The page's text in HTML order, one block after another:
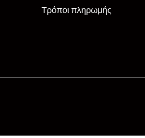
Τρόποι πληρωμής